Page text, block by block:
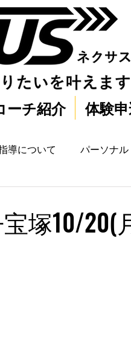
ーチ紹介 体験
導について パーソナ
塚10/20(